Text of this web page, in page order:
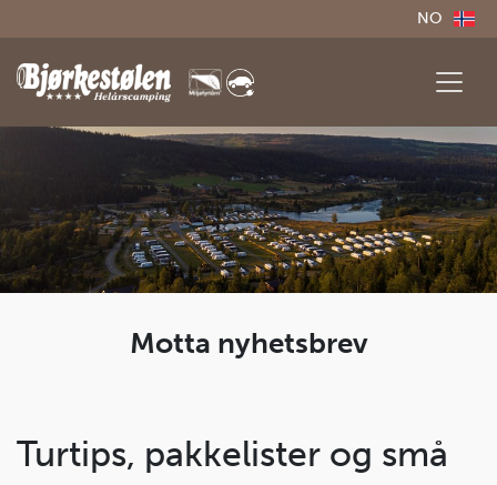
NO
Motta nyhetsbrev
Turtips, pakkelister og små